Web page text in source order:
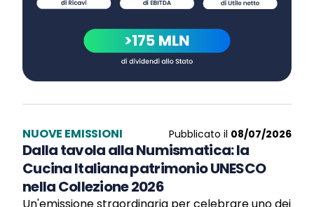
NUOVE EMISSIONI Pubblicato il 08/07/2026
Dalla tavola alla Numismatica: la
Cucina Italiana patrimonio UNESCO
nella Collezione 2026
Un'emissione straordinaria per celebrare uno dei